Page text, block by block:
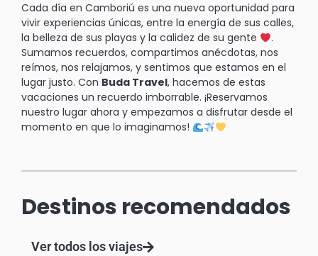
Cada día en Camboriú es una nueva oportunidad para
vivir experiencias únicas, entre la energía de sus calles,
la belleza de sus playas y la calidez de su gente
.
Sumamos recuerdos, compartimos anécdotas, nos
reímos, nos relajamos, y sentimos que estamos en el
lugar justo. Con Buda Travel, hacemos de estas
vacaciones un recuerdo imborrable. ¡Reservamos
nuestro lugar ahora y empezamos a disfrutar desde el
momento en que lo imaginamos!
Destinos recomendados
Ver todos los viajes